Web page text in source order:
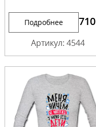
Подробнее 710
Артикул: 4544